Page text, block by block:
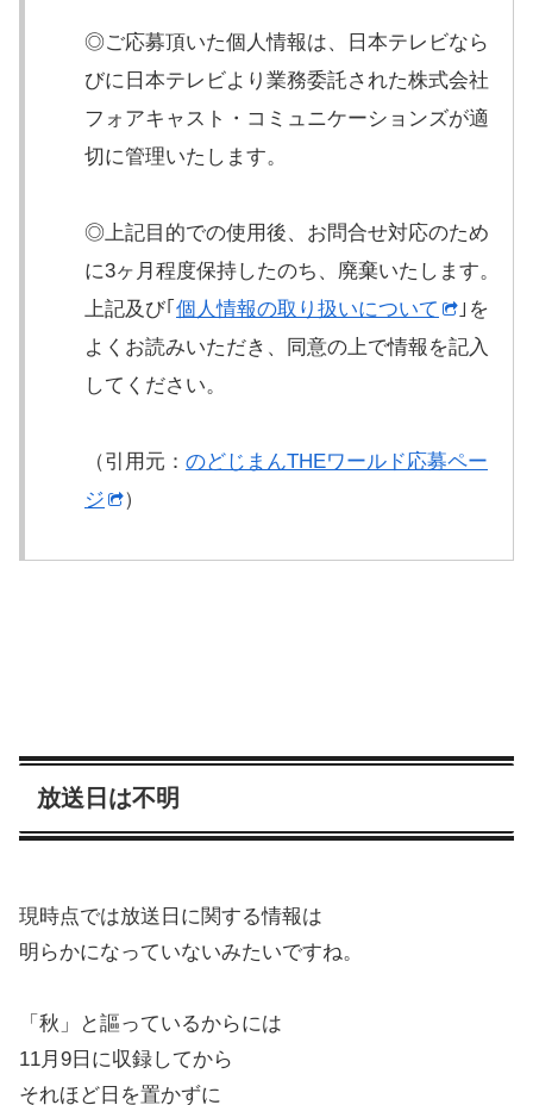
◎ご応募頂いた個人情報は、日本テレビなら
びに日本テレビより業務委託された株式会社
フォアキャスト・コミュニケーションズが適
切に管理いたします。
◎上記目的での使用後、お問合せ対応のため
に3ヶ月程度保持したのち、廃棄いたします。
上記及び｢ 個人情報の取り扱いについて
｣を
よくお読みいただき、同意の上で情報を記入
してください。
（引用元： のどじまんTHEワールド応募ペー
ジ
）
放送日は不明
現時点では放送日に関する情報は
明らかになっていないみたいですね。
「秋」と謳っているからには
11月9日に収録してから
それほど日を置かずに